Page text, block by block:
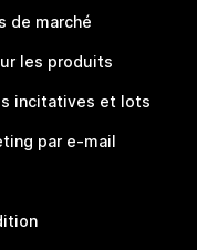
de marché
les produits
incitatives et lots
par e-mail